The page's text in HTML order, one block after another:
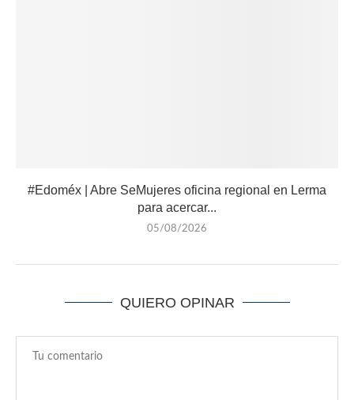
#Edoméx | Abre SeMujeres oficina regional en Lerma
para acercar...
05/08/2026
QUIERO OPINAR